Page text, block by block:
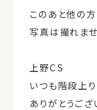
このあと他の
写真は撮れま
上野CS
いつも階段上
ありがとうござ